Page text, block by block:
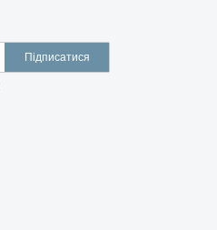
Підписатися